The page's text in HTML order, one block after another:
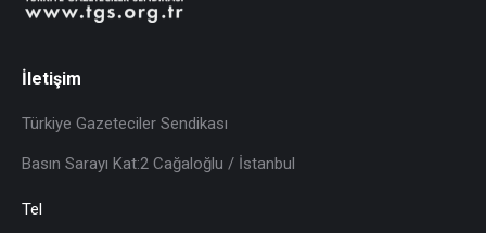
İletişim
Türkiye Gazeteciler Sendikası
Basın Sarayı Kat:2 Cağaloğlu / İstanbul
Tel